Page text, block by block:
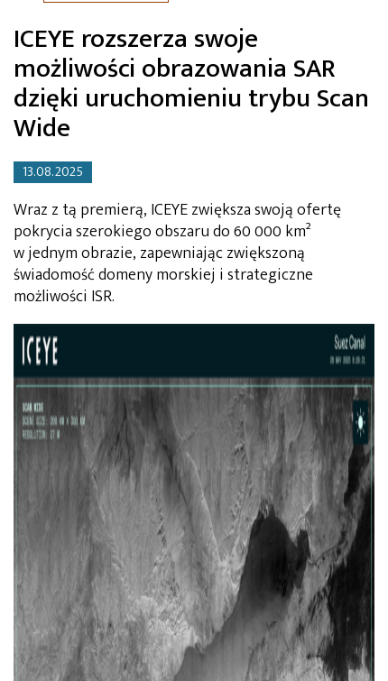
ICEYE rozszerza swoje
możliwości obrazowania SAR
dzięki uruchomieniu trybu Scan
Wide
13.08.2025
Wraz z tą premierą, ICEYE zwiększa swoją ofertę
pokrycia szerokiego obszaru do 60 000 km²
w jednym obrazie, zapewniając zwiększoną
świadomość domeny morskiej i strategiczne
możliwości ISR.